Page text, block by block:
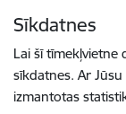
Sīkdatnes
Lai šī tīmekļvietne
sīkdatnes. Ar
izmantotas